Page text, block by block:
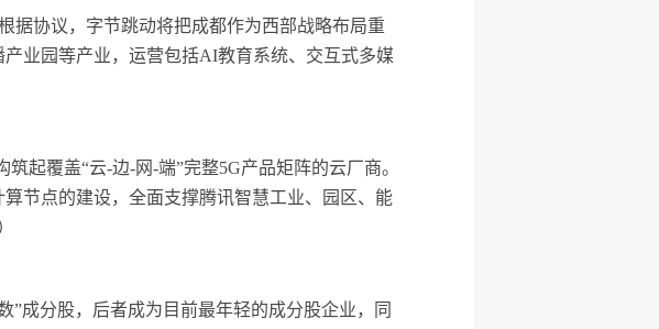
据协议，字节跳动将把成都作为西部战略布局重
业园等产业，运营包括AI教育系统、交互式多媒
起覆盖“云-边-网-端”完整5G产品矩阵的云厂商。
节点的建设，全面支撑腾讯智慧工业、园区、能
”成分股，后者成为目前最年轻的成分股企业，同